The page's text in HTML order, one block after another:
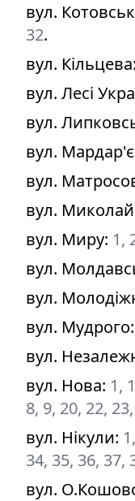
вул.
32.
вул. Кільцева:
вул. Лесі
вул.
вул.
вул.
вул.
вул. Миру: 1,
вул.
вул.
вул. Мудрого:
вул.
вул. Нова: 1,
8, 9, 20, 22,
вул. Нікули:
34, 35, 36, 37,
вул.